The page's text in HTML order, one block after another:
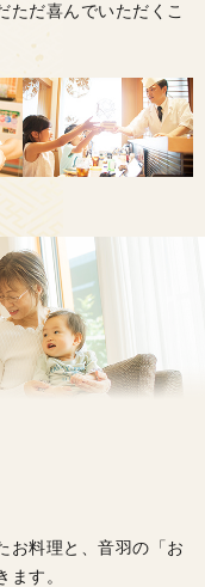
ただ喜んでいただくこ
お料理と、音羽の「お
す。